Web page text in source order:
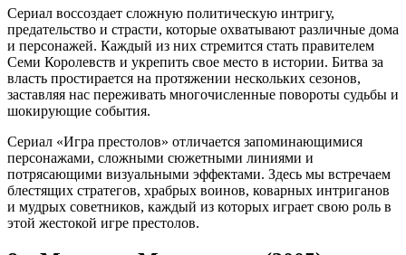
Сериал воссоздает сложную политическую интригу,
предательство и страсти, которые охватывают различные дома
и персонажей. Каждый из них стремится стать правителем
Семи Королевств и укрепить свое место в истории. Битва за
власть простирается на протяжении нескольких сезонов,
заставляя нас переживать многочисленные повороты судьбы и
шокирующие события.
Сериал «Игра престолов» отличается запоминающимися
персонажами, сложными сюжетными линиями и
потрясающими визуальными эффектами. Здесь мы встречаем
блестящих стратегов, храбрых воинов, коварных интриганов
и мудрых советников, каждый из которых играет свою роль в
этой жестокой игре престолов.